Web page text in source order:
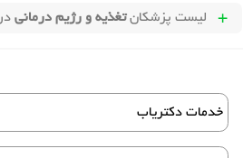
لیست پزشکانتغذیه و رژیم درمانی
خدمات دکتریاب